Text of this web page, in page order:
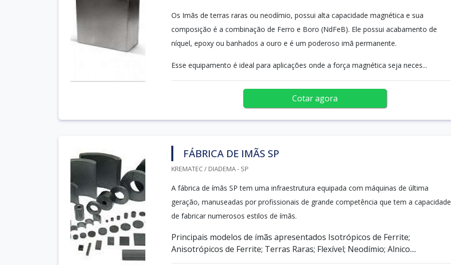
Os Imãs de terras raras ou neodímio, possui alta capacidade magnética e sua
composição é a combinação de Ferro e Boro (NdFeB). Ele possui acabamento de
níquel, epoxy ou banhados a ouro e é um poderoso imã permanente.
Esse equipamento é ideal para aplicações onde a força magnética seja neces...
Cotar agora
FÁBRICA DE IMÃS SP
KREMATEC / DIADEMA - SP
A fábrica de ímãs SP tem uma infraestrutura equipada com máquinas de última
geração, manuseadas por profissionais de grande competência que tem a capacidade
de fabricar numerosos estilos de ímãs.
Principais modelos de ímãs apresentados Isotrópicos de Ferrite;
Anisotrópicos de Ferrite; Terras Raras; Flexível; Neodímio; Alnico....